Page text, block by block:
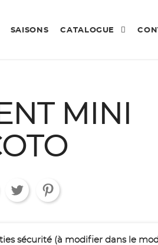
SAISONS CATALOGUE
MINI
sécurité (à modifier dans le